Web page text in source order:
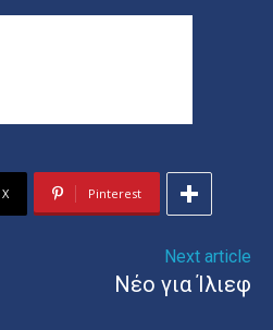
X Pinterest
Next article
Νέο για Ίλιεφ